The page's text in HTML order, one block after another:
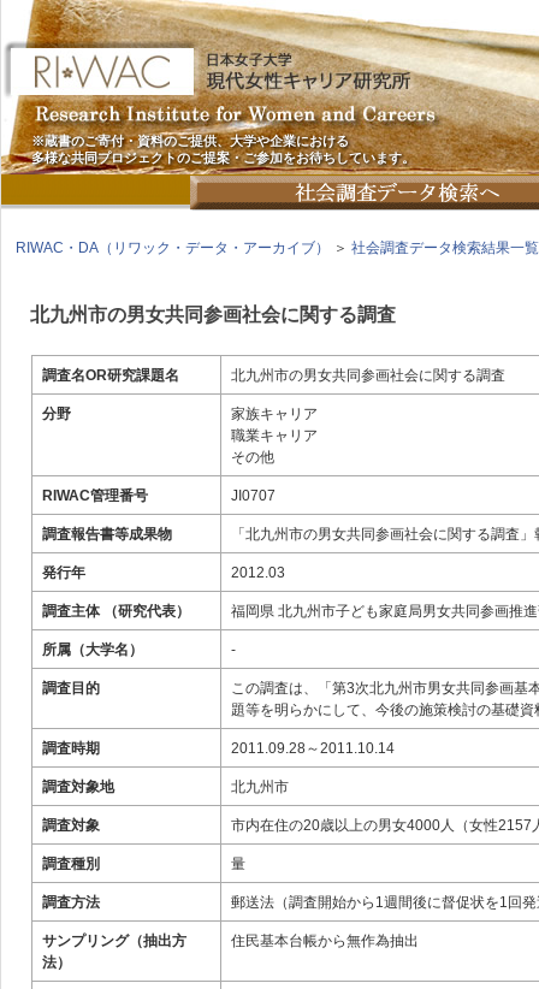
※蔵書のご寄付・資料のご提供、大学や企業における
多様な共同プロジェクトのご提案・ご参加をお待ちしています。
RIWAC・DA（リワック・データ・アーカイブ） ＞ 社会調査データ検索結果一覧
北九州市の男女共同参画社会に関する調査
調査名OR研究課題名 北九州市の男女共同参画社会に関する調査
分野
家族キャリア
職業キャリア
その他
RIWAC管理番号 JI0707
調査報告書等成果物 「北九州市の男女共同参画社会に関する調査」
発行年 2012.03
調査主体 （研究代表） 福岡県 北九州市子ども家庭局男女共同参画推
所属（大学名） ‐
調査目的
この調査は、「第3次北九州市男女共同参画基
題等を明らかにして、今後の施策検討の基礎
調査時期 2011.09.28～2011.10.14
調査対象地 北九州市
調査対象 市内在住の20歳以上の男女4000人（女性2157
調査種別 量
調査方法 郵送法（調査開始から1週間後に督促状を1回発
サンプリング（抽出方
法）
住民基本台帳から無作為抽出